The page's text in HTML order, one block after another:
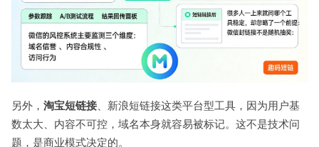
另外， 淘宝短链接、新浪短链接这类平台型工具，因为用户基
数太大、内容不可控，域名本身就容易被标记。这不是技术问
题，是商业模式决定的。